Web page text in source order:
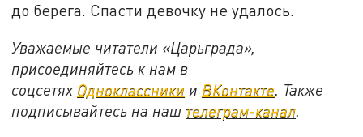
до берега. Спасти девочку не удалось.
Уважаемые читатели «Царьграда»,
присоединяйтесь к нам в
соцсетях Одноклассники и ВКонтакте. Также
подписывайтесь на наш телеграм-канал.